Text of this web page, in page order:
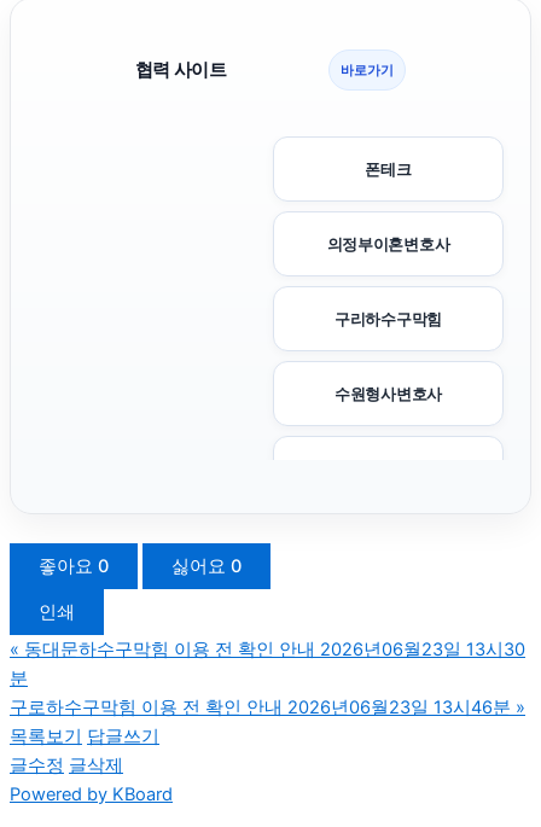
협력 사이트 바로가기
폰테크
의정부이혼변호사
구리하수구막힘
수원형사변호사
좋아요 0 싫어요 0
인쇄
« 동대문하수구막힘 이용 전 확인 안내 2026년06월23일 13시30
분
구로하수구막힘 이용 전 확인 안내 2026년06월23일 13시46분 »
목록보기
답글쓰기
글수정 글삭제
Powered by KBoard